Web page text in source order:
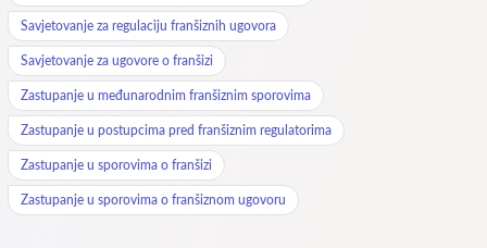
Savjetovanje za regulaciju franšiznih ugovora
Savjetovanje za ugovore o franšizi
Zastupanje u međunarodnim franšiznim sporovima
Zastupanje u postupcima pred franšiznim regulatorima
Zastupanje u sporovima o franšizi
Zastupanje u sporovima o franšiznom ugovoru